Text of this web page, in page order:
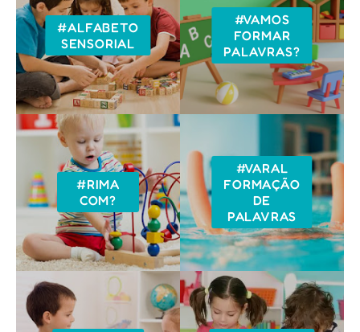
#ALFABETO
SENSORIAL
#VAMOS
FORMAR
PALAVRAS?
#RIMA
COM?
#VARAL
FORMAÇÃO
DE
PALAVRAS